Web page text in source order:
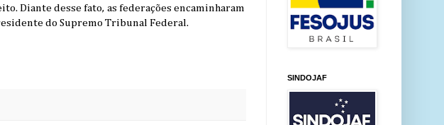
Diante desse fato, as federações encaminharam
do Supremo Tribunal Federal.
SINDOJAF